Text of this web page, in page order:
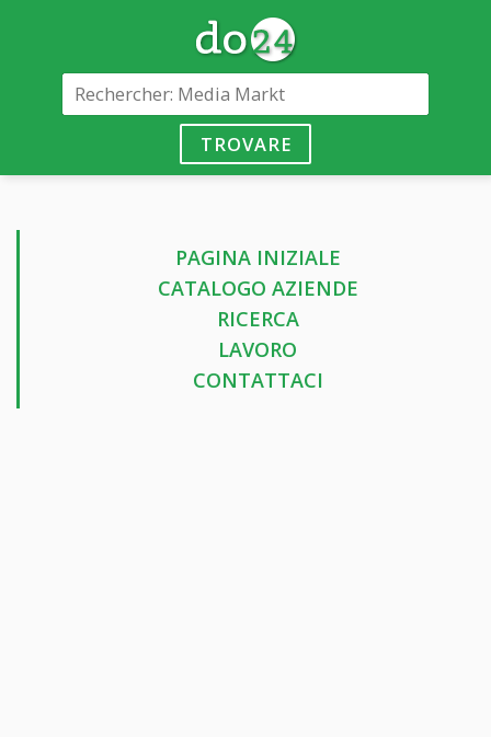
TROVARE
PAGINA INIZIALE
CATALOGO AZIENDE
RICERCA
LAVORO
CONTATTACI